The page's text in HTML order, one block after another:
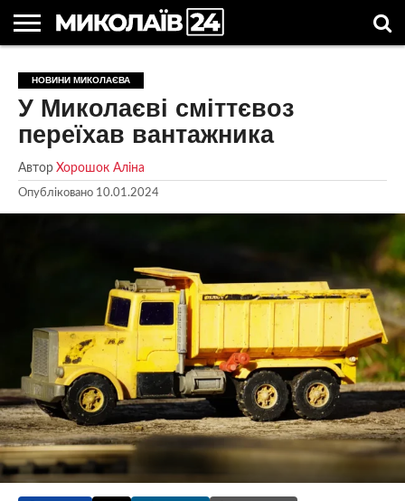
НОВИНИ
НОВИНИ
МИКОЛАЄВА
МИКОЛАЇВСЬКА
ОБЛАСТЬ
НОВИНИ
СПОРТУ
УКРАЇНА
ТА СВІТ
НОВИНИ
КОМПАНІЙ
АСТРОЛОГІЯ
СВЯТА
В
УКРАЇНІ
КОРИСНІ
СТАТТІ
НОВИНИ МИКОЛАЄВА
У Миколаєві сміттєвоз
переїхав вантажника
Автор Хорошок Аліна
Опубліковано 10.01.2024